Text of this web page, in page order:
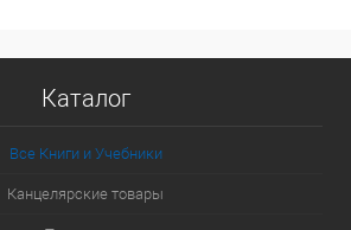
Каталог
Все Книги и Учебники
Канцелярские товары